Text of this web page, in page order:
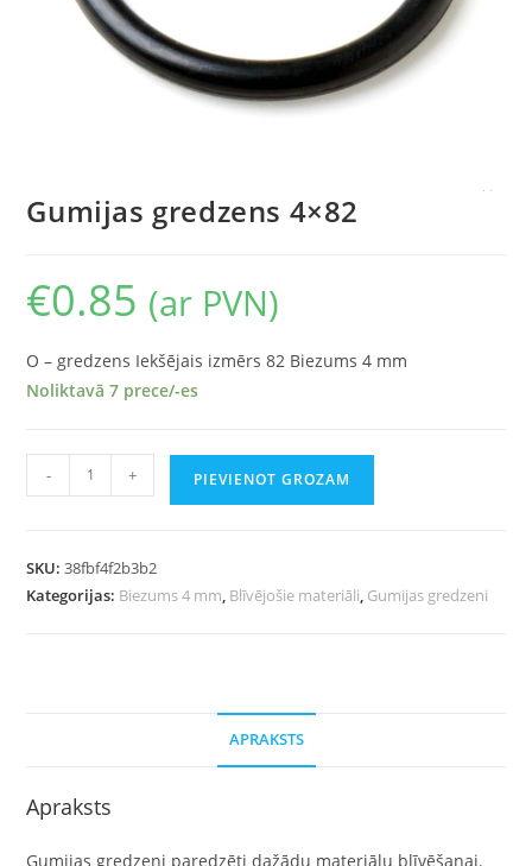
Gumijas gredzens 4×82
€0.85 (ar PVN)
O – gredzens Iekšējais izmērs 82 Biezums 4 mm
Noliktavā 7 prece/-es
- + PIEVIENOT GROZAM
SKU:38fbf4f2b3b2
Kategorijas: Biezums 4 mm, Blīvējošie materiāli, Gumijas gredzeni
APRAKSTS
Apraksts
Gumijas gredzeni paredzēti dažādu materiālu blīvēšanai.